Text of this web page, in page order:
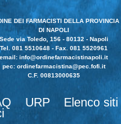
DEI FARMACISTI DELLA PROVINCIA
DI NAPOLI
Sede via Toledo, 156 - 80132 - Napoli
Tel. 081 5510648 - Fax. 081 5520961
email: info@ordinefarmacistinapoli.it
pec: ordinefarmacistina@pec.fofi.it
C.F. 00813000635
URP
Elenco siti